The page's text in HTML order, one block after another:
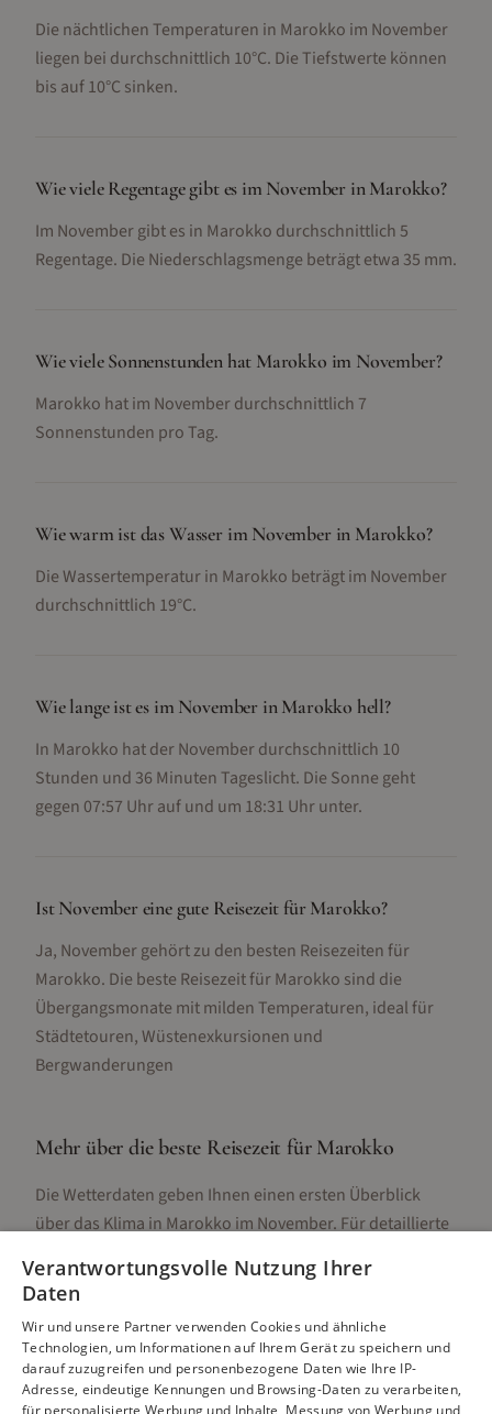
Die nächtlichen Temperaturen in Marokko im November
liegen bei durchschnittlich 10°C. Die Tiefstwerte können
bis auf 10°C sinken.
Wie viele Regentage gibt es im November in Marokko?
Im November gibt es in Marokko durchschnittlich 5
Regentage. Die Niederschlagsmenge beträgt etwa 35 mm.
Wie viele Sonnenstunden hat Marokko im November?
Marokko hat im November durchschnittlich 7
Sonnenstunden pro Tag.
Wie warm ist das Wasser im November in Marokko?
Die Wassertemperatur in Marokko beträgt im November
durchschnittlich 19°C.
Wie lange ist es im November in Marokko hell?
In Marokko hat der November durchschnittlich 10
Stunden und 36 Minuten Tageslicht. Die Sonne geht
gegen 07:57 Uhr auf und um 18:31 Uhr unter.
Ist November eine gute Reisezeit für Marokko?
Ja, November gehört zu den besten Reisezeiten für
Marokko. Die beste Reisezeit für Marokko sind die
Übergangsmonate mit milden Temperaturen, ideal für
Städtetouren, Wüstenexkursionen und
Bergwanderungen
Mehr über die beste Reisezeit für Marokko
Die Wetterdaten geben Ihnen einen ersten Überblick
über das Klima in Marokko im November. Für detaillierte
Unterschieden, Aktivitäten und Reisetipps besuchen Sie
Alle Infos zur besten Reisezeit Marokko
Verantwortungsvolle Nutzung Ihrer
Daten
Wir und unsere Partner verwenden Cookies und ähnliche
Technologien, um Informationen auf Ihrem Gerät zu speichern und
darauf zuzugreifen und personenbezogene Daten wie Ihre IP-
Adresse, eindeutige Kennungen und Browsing-Daten zu verarbeiten,
für personalisierte Werbung und Inhalte, Messung von Werbung und